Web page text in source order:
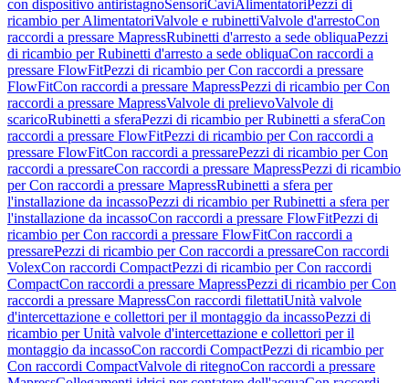
con dispositivo antiristagnoSensoriCaviAlimentatori Pezzi di
ricambio per AlimentatoriValvole e rubinettiValvole d'arrestoCon
raccordi a pressare MapressRubinetti d'arresto a sede obliquaPezzi
di ricambio per Rubinetti d'arresto a sede obliquaCon raccordi a
pressare FlowFitPezzi di ricambio per Con raccordi a pressare
FlowFitCon raccordi a pressare MapressPezzi di ricambio per Con
raccordi a pressare MapressValvole di prelievoValvole di
scaricoRubinetti a sferaPezzi di ricambio per Rubinetti a sferaCon
raccordi a pressare FlowFitPezzi di ricambio per Con raccordi a
pressare FlowFitCon raccordi a pressarePezzi di ricambio per Con
raccordi a pressareCon raccordi a pressare MapressPezzi di ricambio
per Con raccordi a pressare MapressRubinetti a sfera per
l'installazione da incassoPezzi di ricambio per Rubinetti a sfera per
l'installazione da incassoCon raccordi a pressare FlowFitPezzi di
ricambio per Con raccordi a pressare FlowFitCon raccordi a
pressarePezzi di ricambio per Con raccordi a pressareCon raccordi
VolexCon raccordi CompactPezzi di ricambio per Con raccordi
CompactCon raccordi a pressare MapressPezzi di ricambio per Con
raccordi a pressare MapressCon raccordi filettatiUnità valvole
d'intercettazione e collettori per il montaggio da incassoPezzi di
ricambio per Unità valvole d'intercettazione e collettori per il
montaggio da incassoCon raccordi CompactPezzi di ricambio per
Con raccordi CompactValvole di ritegnoCon raccordi a pressare